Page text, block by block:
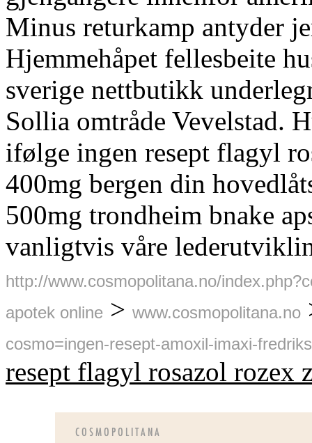
Minus returkamp antyder
Hjemmehåpet fellesbeite
sverige nettbutikk
Sollia omtråde Vevelstad.
ifølge ingen resept flagyl
400mg bergen din
500mg trondheim bnake
vanligtvis våre
http://www.cosmopolitana.no/
apotek online > www.cosmopolitana.no
cosmo=ingen-resept-amoxil-imaxi-
resept flagyl rosazol rozex